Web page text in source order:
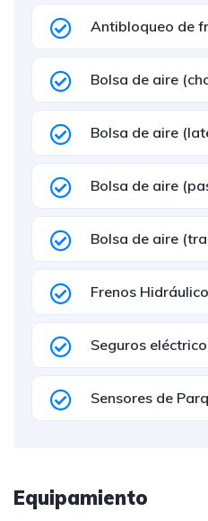
Antibloqueo de
Bolsa de aire
Bolsa de aire
Bolsa de aire
Bolsa de aire
Frenos
Seguros
Sensores de
Equipamiento